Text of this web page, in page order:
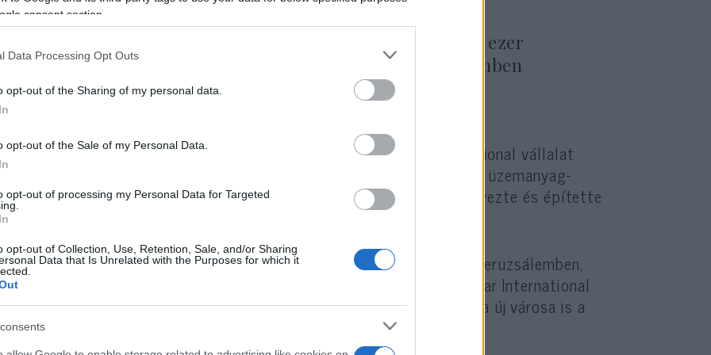
consent section.
Data Processing Opt Outs
opt-out of the Sharing of my personal data.
opt-out of the Sale of my Personal Data.
opt-out of processing my Personal Data for Targeted
opt-out of Collection, Use, Retention, Sale, and/or Sharing
Data that Is Unrelated with the Purposes for which it
A Palesztin Hatóság jelentései alapján a negyedben több ezer
lesz, ami csak tovább súlyosbítja a Jeruzsálemben
túlzsúfoltságot.
tervezéséért és építéséért a ramallahi székhelyű Massar International vállalat
amely a palesztin Al-Masri család tulajdonában van, akik az olaj- és üzemanyag-
és -szállítással szereztek vagyont. A Massar International tervezte és építette
régióban található Rawabi palesztin várost is.
hivatalos elindítására néhány nappal ezelőtt került sor Kelet-Jeruzsálemben,
rangú palesztin méltóságok jelenlétében. Bashar al-Masri, a Massar International
az indító rendezvényen elmondta, hogy Rawabihoz hasonlóan Lana új városa is a
társadalmi-gazdasági státuszú palesztinok számára épül majd.